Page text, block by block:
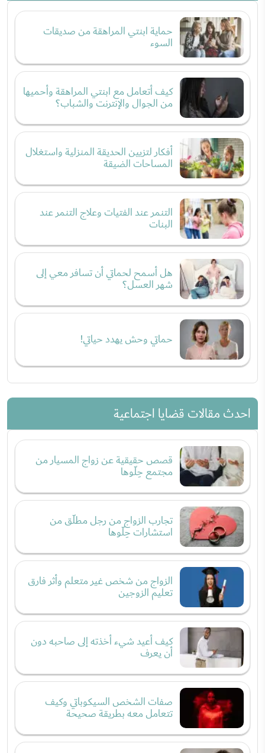
حماية ابنتي المراهقة من صديقات
السوء
كيف أتعامل مع ابنتي المراهقة وأحميها
من الجوال والإنترنت والشباب؟
أفكار لتزيين الحديقة المنزلية واستغلال
المساحات الضيقة
التنمر عند الفتيات وعلاج التنمر عند
البنات
هل أسمح لحماتي أن تسافر معي إلى
شهر العسل؟
حماتي وحش يهدد حياتي!
احدث مقالات قضايا اجتماعية
قصص حقيقية عن زواج المسيار من
مجتمع حِلّوها
تجارب الزواج من رجل مطلّق من
استشارات حِلّوها
الزواج من شخص غير متعلم وأثر فارق
تعليم الزوجين
كيف أعيد شيء أخذته إلى صاحبه دون
أن يعرف
صفات الشخص السيكوباتي وكيف
تتعامل معه بطريقة صحيحة